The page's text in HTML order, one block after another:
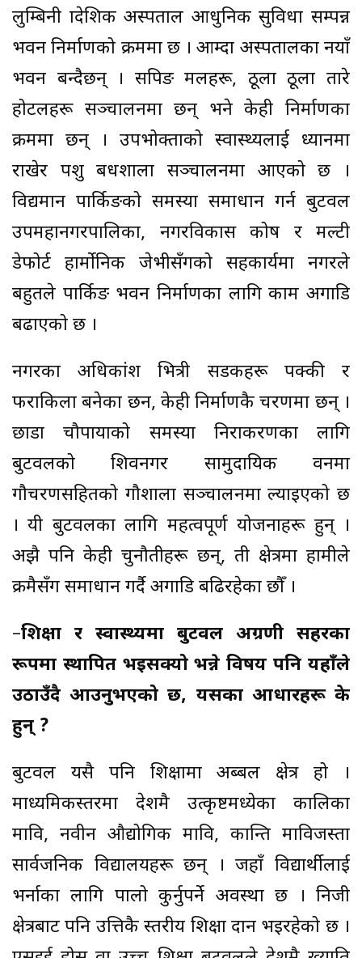
लुम्बिनी प्रादेशिक अस्पताल आधुनिक सुविधा सम्पन्न
भवन निर्माणको क्रममा छ । आम्दा अस्पतालका नयाँ
भवन बन्दैछन् । सपिङ मलहरू, ठूला ठूला तारे
होटलहरू सञ्चालनमा छन् भने केही निर्माणका
क्रममा छन् । उपभोक्ताको स्वास्थ्यलाई ध्यानमा
राखेर पशु बधशाला सञ्चालनमा आएको छ ।
विद्यमान पार्किङको समस्या समाधान गर्न बुटवल
उपमहानगरपालिका, नगरविकास कोष र मल्टी
डेफोर्ट हार्मोनिक जेभीसँगको सहकार्यमा नगरले
बहुतले पार्किङ भवन निर्माणका लागि काम अगाडि
बढाएको छ ।
नगरका अधिकांश भित्री सडकहरू पक्की र
फराकिला बनेका छन, केही निर्माणकै चरणमा छन् ।
छाडा चौपायाको समस्या निराकरणका लागि
बुटवलको शिवनगर सामुदायिक वनमा
गौचरणसहितको गौशाला सञ्चालनमा ल्याइएको छ
। यी बुटवलका लागि महत्वपूर्ण योजनाहरू हुन् ।
अझै पनि केही चुनौतीहरू छन्, ती क्षेत्रमा हामीले
क्रमैसँग समाधान गर्दै अगाडि बढिरहेका छौँ ।
–शिक्षा र स्वास्थ्यमा बुटवल अग्रणी सहरका
रूपमा स्थापित भइसक्यो भन्ने विषय पनि यहाँले
उठाउँदै आउनुभएको छ, यसका आधारहरू के
हुन् ?
बुटवल यसै पनि शिक्षामा अब्बल क्षेत्र हो ।
माध्यमिकस्तरमा देशमै उत्कृष्टमध्येका कालिका
मावि, नवीन औद्योगिक मावि, कान्ति माविजस्ता
सार्वजनिक विद्यालयहरू छन् । जहाँ विद्यार्थीलाई
भर्नाका लागि पालो कुर्नुपर्ने अवस्था छ । निजी
क्षेत्रबाट पनि उत्तिकै स्तरीय शिक्षा प्रदान भइरहेको छ ।